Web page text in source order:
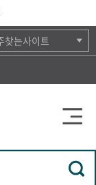
찾는사이트